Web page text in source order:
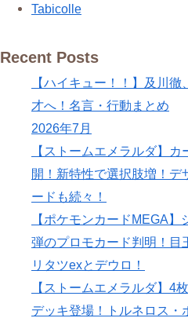
Tabicolle
Recent Posts
【ハイキュー！！】及川徹
才へ！名言・行動まとめ
2026年7月
【ストームエメラルダ】カ
開！新特性で選択肢増！デ
ードも続々！
【ポケモンカードMEGA】
弾のプロモカード判明！目
リタツexとデウロ！
【ストームエメラルダ】4
デッキ登場！トルネロス・